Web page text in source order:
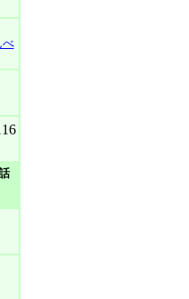
べ